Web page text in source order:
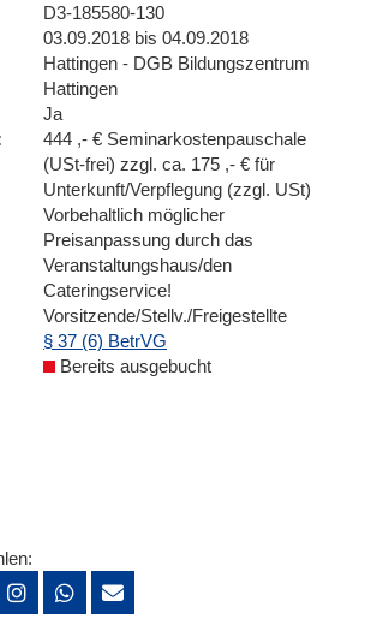
D3-185580-130
03.09.2018 bis 04.09.2018
Hattingen - DGB Bildungszentrum
Hattingen
Ja
444 ,- € Seminarkostenpauschale
(USt-frei) zzgl. ca. 175 ,- € für
Unterkunft/Verpflegung (zzgl. USt)
Vorbehaltlich möglicher
Preisanpassung durch das
Veranstaltungshaus/den
Cateringservice!
Vorsitzende/Stellv./Freigestellte
§ 37 (6) BetrVG
Bereits ausgebucht